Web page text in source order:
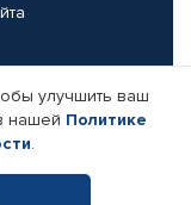
компании
улучшить ваш
нашей Политике
.